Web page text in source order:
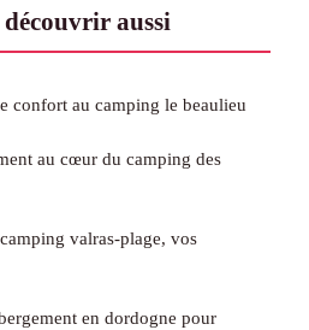
aussi
confort au camping le beaulieu
au cœur du camping des
valras-plage, vos
en dordogne pour